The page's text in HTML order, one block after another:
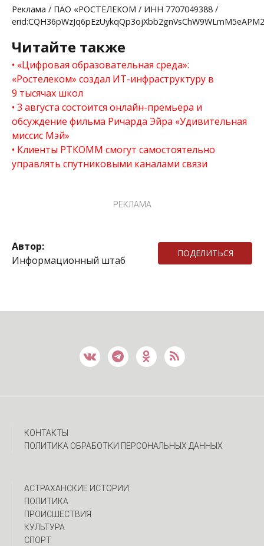
Реклама / ПАО «РОСТЕЛЕКОМ / ИНН 7707049388 /
Читайте также
«Цифровая образовательная среда»:
«Ростелеком» создал ИТ-инфраструктуру в
9 тысячах школ
3 августа состоится онлайн-премьера и
обсуждение фильма Ричарда Эйра «Удивительная
миссис Мэй»
Клиенты РТКОММ смогут самостоятельно
управлять спутниковыми каналами связи
РЕКЛАМА
Автор:
Информационный штаб
ПОДЕЛИТЬСЯ
КОНТАКТЫ
ПОЛИТИКА ОБРАБОТКИ ПЕРСОНАЛЬНЫХ ДАННЫХ
АСТРАХАНСКИЕ ИСТОРИИ
ПОЛИТИКА
ПРОИСШЕСТВИЯ
КУЛЬТУРА
СПОРТ